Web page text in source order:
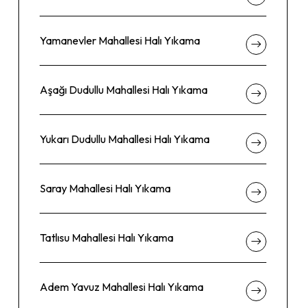
Yamanevler Mahallesi Halı Yıkama
Aşağı Dudullu Mahallesi Halı Yıkama
Yukarı Dudullu Mahallesi Halı Yıkama
Saray Mahallesi Halı Yıkama
Tatlısu Mahallesi Halı Yıkama
Adem Yavuz Mahallesi Halı Yıkama